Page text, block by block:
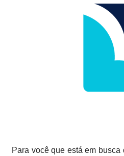
Para você que está em